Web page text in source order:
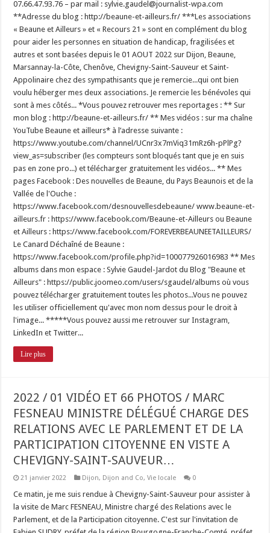
07.66.47.93.76 – par mail : sylvie.gaudel@journalist-wpa.com
**Adresse du blog : http://beaune-et-ailleurs.fr/ ***Les associations
« Beaune et Ailleurs » et « Recours 21 » sont en complément du blog
pour aider les personnes en situation de handicap, fragilisées et
autres et sont basées depuis le 01 AOUT 2022 sur Dijon, Beaune,
Marsannay-la-Côte, Chenôve, Chevigny-Saint-Sauveur et Saint-
Appolinaire chez des sympathisants que je remercie...qui ont bien
voulu héberger mes deux associations. Je remercie les bénévoles qui
sont à mes côtés... *Vous pouvez retrouver mes reportages : ** Sur
mon blog : http://beaune-et-ailleurs.fr/ ** Mes vidéos : sur ma chaîne
YouTube Beaune et ailleurs* à l’adresse suivante :
https://www.youtube.com/channel/UCnr3x7mViq31mRz6h-pPlPg?
view_as=subscriber (les compteurs sont bloqués tant que je en suis
pas en zone pro...) et télécharger gratuitement les vidéos... ** Mes
pages Facebook : Des nouvelles de Beaune, du Pays Beaunois et de la
Vallée de l'Ouche :
https://www.facebook.com/desnouvellesdebeaune/ www.beaune-et-
ailleurs.fr : https://www.facebook.com/Beaune-et-Ailleurs ou Beaune
et Ailleurs : https://www.facebook.com/FOREVERBEAUNEETAILLEURS/
Le Canard Déchaîné de Beaune :
https://www.facebook.com/profile.php?id=100077926016983 ** Mes
albums dans mon espace : Sylvie Gaudel-Jardot du Blog "Beaune et
Ailleurs" : https://public.joomeo.com/users/sgaudel/albums où vous
pouvez télécharger gratuitement toutes les photos...Vous ne pouvez
les utiliser officiellement qu'avec mon nom dessus pour le droit à
l'image... *****Vous pouvez aussi me retrouver sur Instagram,
LinkedIn et Twitter...
Lire plus
2022 / 01 VIDÉO ET 66 PHOTOS / MARC
FESNEAU MINISTRE DÉLÉGUÉ CHARGE DES
RELATIONS AVEC LE PARLEMENT ET DE LA
PARTICIPATION CITOYENNE EN VISTE A
CHEVIGNY-SAINT-SAUVEUR…
21 janvier 2022 Dijon, Dijon and Co,Vie locale 0
Ce matin, je me suis rendue à Chevigny-Saint-Sauveur pour assister à
la visite de Marc FESNEAU, Ministre chargé des Relations avec le
Parlement, et de la Participation citoyenne. C'est sur l'invitation de